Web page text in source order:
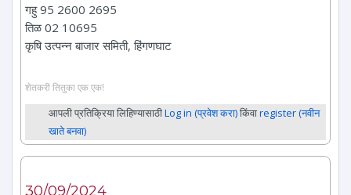
गहु 95 2600 2695
तिळ 02 10695
कृषि उत्पन्न बाजार समिती, हिंगणघाट
शेतकरी तितुका एक एक!
आपली प्रतिक्रिया लिहिण्यासाठीLog in (प्रवेश करा)किंवाregister (नवीन
खाते बनवा)
30/09/2024